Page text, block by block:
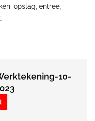
opslag, entree,
10-